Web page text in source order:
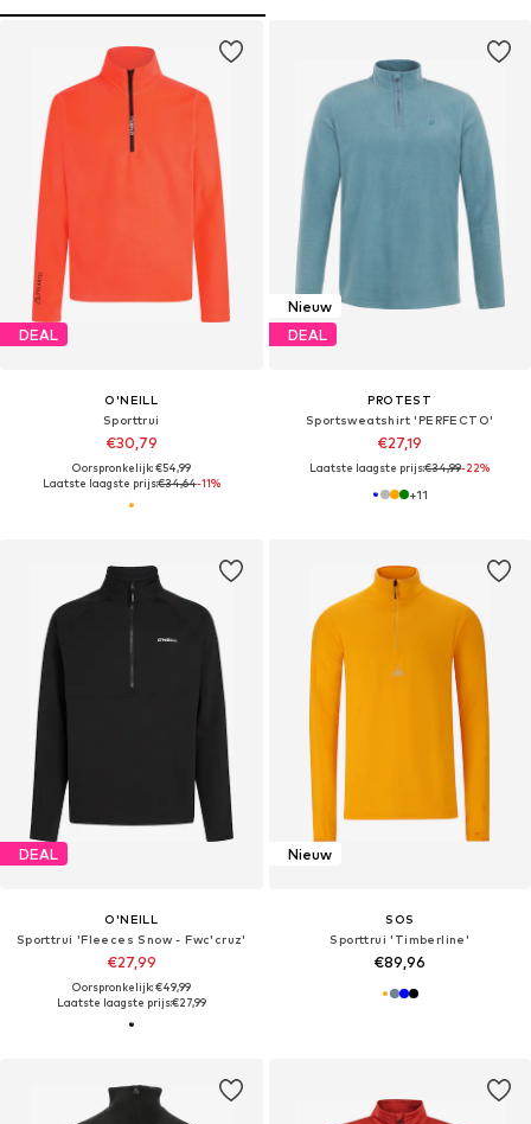
DEAL
O'NEILL
Sporttrui
€30,79
Oorspronkelijk: €54,99
Laatste laagste prijs:€34,64-11%
Nieuw
DEAL
PROTEST
Sportsweatshirt 'PERFECTO'
€27,19
Laatste laagste prijs:€34,99-22%
+11
DEAL
O'NEILL
Sporttrui 'Fleeces Snow - Fwc'cruz'
€27,99
Oorspronkelijk: €49,99
Laatste laagste prijs:€27,99
Nieuw
SOS
Sporttrui 'Timberline'
€89,96